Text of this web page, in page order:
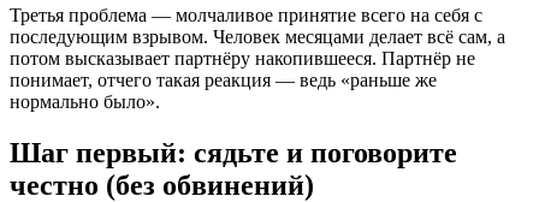
Третья проблема — молчаливое принятие всего на себя с
последующим взрывом. Человек месяцами делает всё сам, а
потом высказывает партнёру накопившееся. Партнёр не
понимает, отчего такая реакция — ведь «раньше же
нормально было».
Шаг первый: сядьте и поговорите
честно (без обвинений)